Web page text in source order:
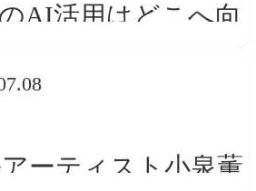
AI活用はどこへ向
る「人間中心」へ
ーティスト小泉薫